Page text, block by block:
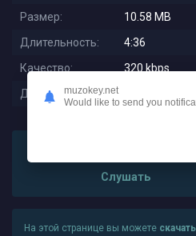
Размер:
10.58 MB
Длительность:
4:36
Качество:
320 kbps
Дата релиза:
Слушать
На этой странице вы можете
muzokey.net
Would like to send you